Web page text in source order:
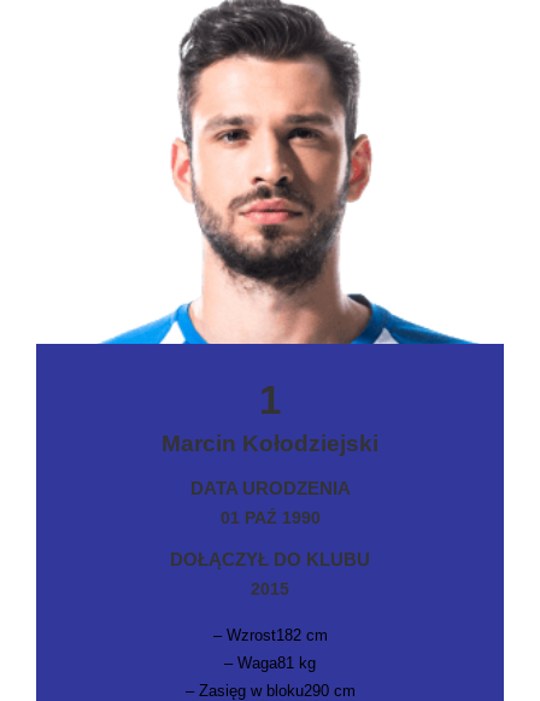
1
Marcin Kołodziejski
DATA URODZENIA
01 PAŹ 1990
DOŁĄCZYŁ DO KLUBU
2015
– Wzrost182 cm
– Waga81 kg
– Zasięg w bloku290 cm